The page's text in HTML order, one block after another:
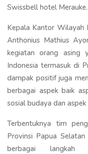
Swissbell hotel Merauke.
Kepala Kantor Wilayah
Anthonius Mathius
kegiatan orang asing
Indonesia termasuk di
dampak positif juga
berbagai aspek baik
sosial budaya dan
Terbentuknya tim
Provinsi Papua
berbagai langkah